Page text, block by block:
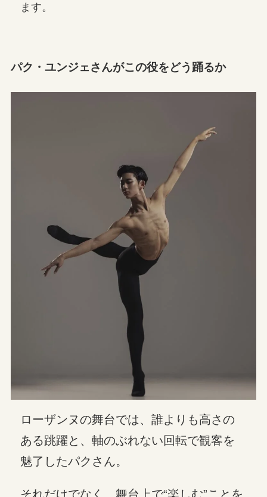
ます。
パク・ユンジェさんがこの役をどう踊るか
ローザンヌの舞台では、誰よりも高さの
ある跳躍と、軸のぶれない回転で観客を
魅了したパクさん。
それだけでなく、舞台上で“楽しむ”ことを